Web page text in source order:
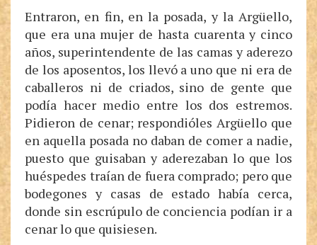
Entraron, en fin, en la posada, y la Argüello,
que era una mujer de hasta cuarenta y cinco
años, superintendente de las camas y aderezo
de los aposentos, los llevó a uno que ni era de
caballeros ni de criados, sino de gente que
podía hacer medio entre los dos estremos.
Pidieron de cenar; respondióles Argüello que
en aquella posada no daban de comer a nadie,
puesto que guisaban y aderezaban lo que los
huéspedes traían de fuera comprado; pero que
bodegones y casas de estado había cerca,
donde sin escrúpulo de conciencia podían ir a
cenar lo que quisiesen.